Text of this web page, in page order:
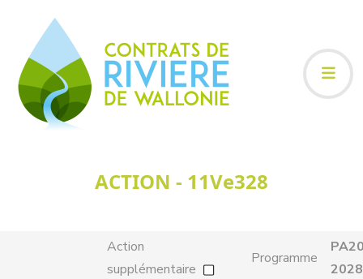
ACTION - 11Ve328
Action
supplémentaire
Programme
2028